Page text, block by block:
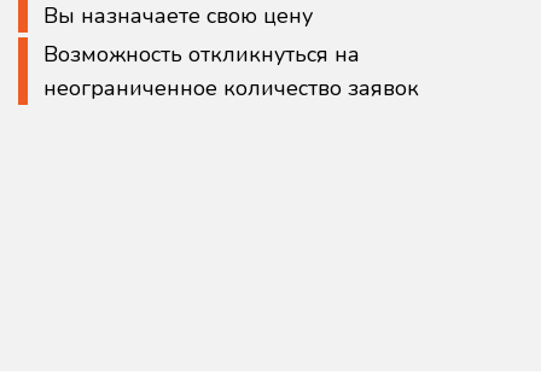
Вы назначаете свою цену
Возможность откликнуться на
неограниченное количество заявок